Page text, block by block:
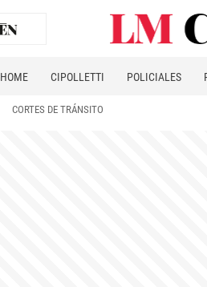
HOME CIPOLLETTI POLICIALES
CORTES DE TRÁNSITO